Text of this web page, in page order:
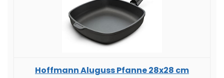
Hoffmann Aluguss Pfanne 28x28 cm